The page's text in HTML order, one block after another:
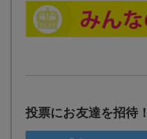
投票にお友達を招待！